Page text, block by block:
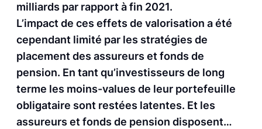
milliards par rapport à fin 2021.
L’impact de ces effets de valorisation a été
cependant limité par les stratégies de
placement des assureurs et fonds de
pension. En tant qu’investisseurs de long
terme les moins-values de leur portefeuille
obligataire sont restées latentes. Et les
assureurs et fonds de pension disposent…